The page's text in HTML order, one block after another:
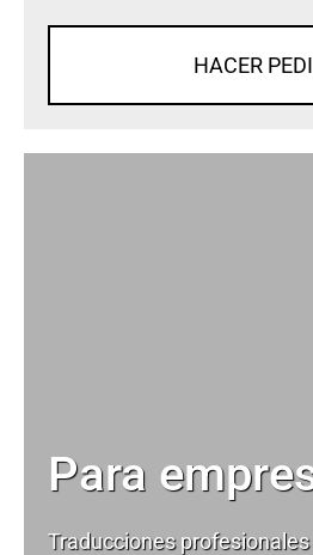
HACER
Para
Traducciones